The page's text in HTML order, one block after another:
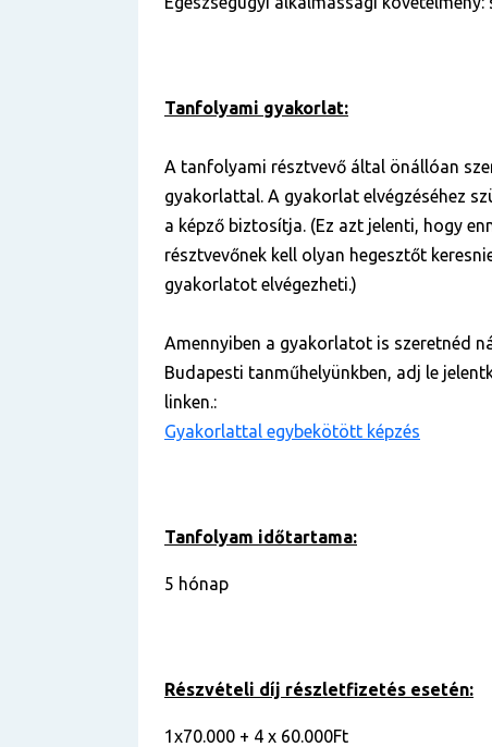
Tanfolyami gyakorlat:
A tanfolyami résztvevő által önállóan
gyakorlattal. A gyakorlat elvégzéséhez
a képző biztosítja. (Ez azt jelenti, hogy
résztvevőnek kell olyan hegesztőt
gyakorlatot elvégezheti.)
Amennyiben a gyakorlatot is szeretnéd
Budapesti tanműhelyünkben, adj le
linken.:
Gyakorlattal egybekötött képzés
Tanfolyam időtartama:
5 hónap
Részvételi díj részletfizetés esetén:
1x70.000 + 4 x 60.000Ft